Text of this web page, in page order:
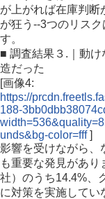
が上がれば在庫判断
が狂う--3つのリス
す。
■ 調査結果３.｜動
造だった
[画像4:
https://
188-
unds&bg-color=fff]
影響を受けながら、
も重要な発見があ
社）のうち14.4%、
に対策を実施してい